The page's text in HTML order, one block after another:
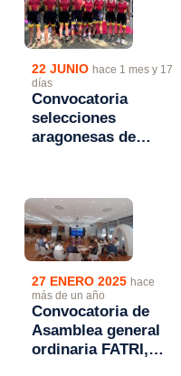
22 JUNIO hace 1 mes y 17
días
Convocatoria
selecciones
aragonesas de
Autonomías 2026
27 ENERO 2025 hace
más de un año
Convocatoria de
Asamblea general
ordinaria FATRI,